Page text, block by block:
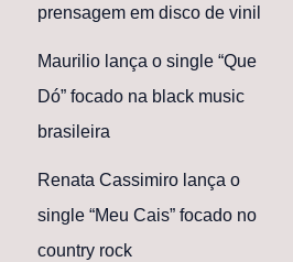
prensagem em disco de vinil
Maurilio lança o single “Que
Dó” focado na black music
brasileira
Renata Cassimiro lança o
single “Meu Cais” focado no
country rock